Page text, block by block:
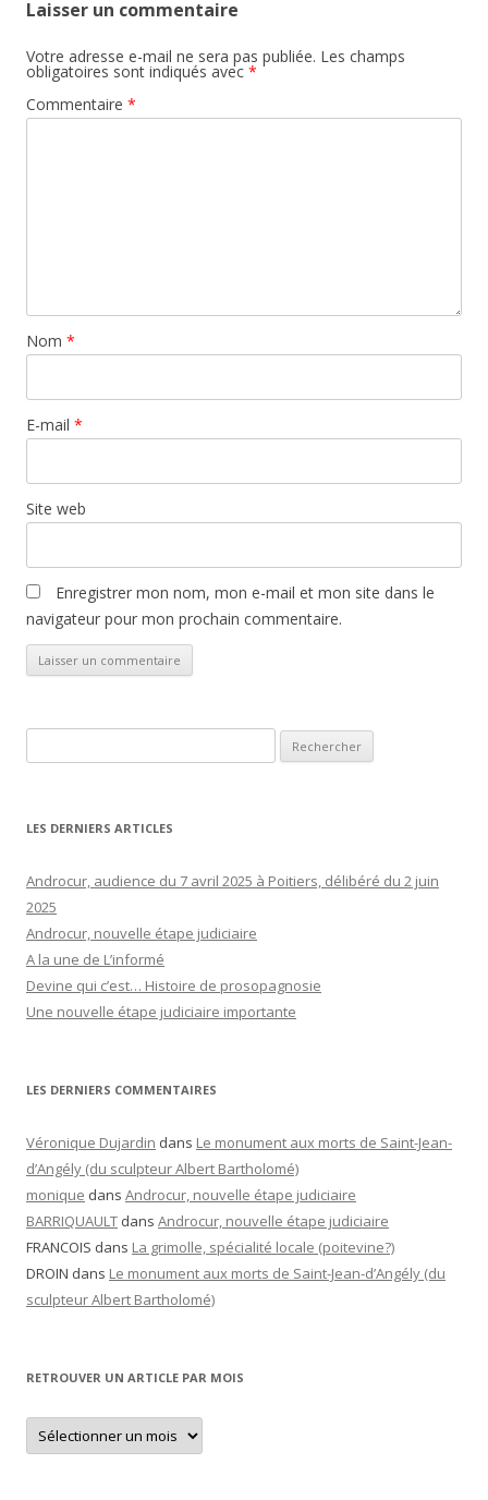
Laisser un commentaire
Votre adresse e-mail ne sera pas publiée. Les champs
obligatoires sont indiqués avec *
Commentaire *
Nom *
E-mail *
Site web
Enregistrer mon nom, mon e-mail et mon site dans le
navigateur pour mon prochain commentaire.
LES DERNIERS ARTICLES
Androcur, audience du 7 avril 2025 à Poitiers, délibéré du 2 juin
2025
Androcur, nouvelle étape judiciaire
A la une de L’informé
Devine qui c’est… Histoire de prosopagnosie
Une nouvelle étape judiciaire importante
LES DERNIERS COMMENTAIRES
Véronique Dujardin dans Le monument aux morts de Saint-Jean-
d’Angély (du sculpteur Albert Bartholomé)
monique dans Androcur, nouvelle étape judiciaire
BARRIQUAULT dans Androcur, nouvelle étape judiciaire
FRANCOIS dans La grimolle, spécialité locale (poitevine?)
DROIN dans Le monument aux morts de Saint-Jean-d’Angély (du
sculpteur Albert Bartholomé)
RETROUVER UN ARTICLE PAR MOIS
Retrouver
un
article